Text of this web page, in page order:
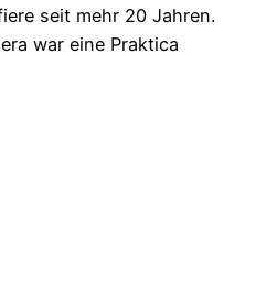
seit mehr 20 Jahren.
war eine Praktica